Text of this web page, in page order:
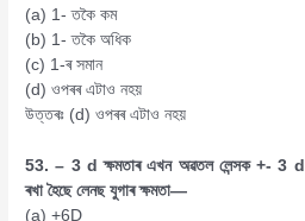
(a) 1- তকৈ কম
(b) 1- তকৈ অধিক
(c) 1-ৰ সমান
(d) ওপৰৰ এটাও নহয়
উত্তৰঃ (d) ওপৰৰ এটাও নহয়
53. – 3 d ক্ষমতাৰ এখন অৱতল লেন্সক +- 3 d
ৰখা হৈছে লেনছ যুগাৰ ক্ষমতা—
(a) +6D